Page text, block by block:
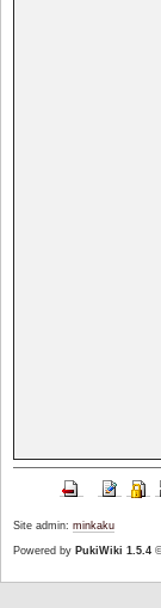
Site admin: minkaku
Powered by PukiWiki 1.5.4©